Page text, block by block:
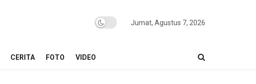
Jumat, Agustus 7, 2026
CERITA FOTO VIDEO